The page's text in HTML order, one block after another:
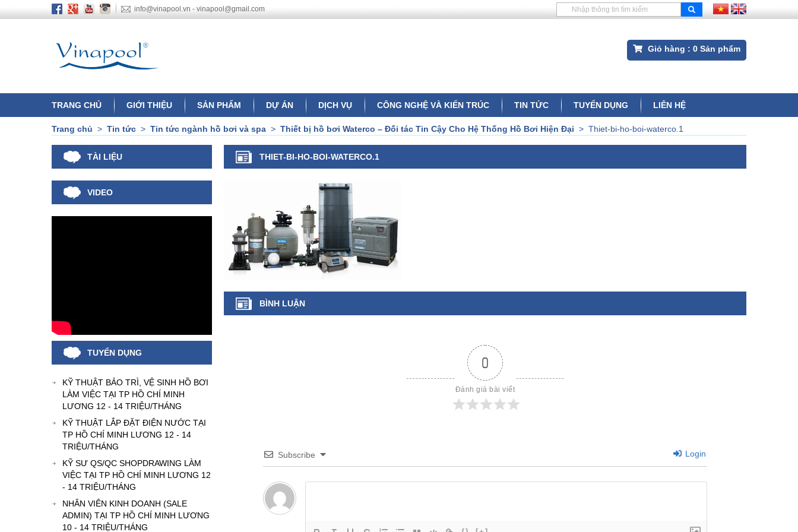
info@vinapool.vn - vinapool@gmail.com
Giỏ hàng : 0 Sản phẩm
TRANG CHỦ GIỚI THIỆU SẢN PHẨM DỰ ÁN DỊCH VỤ CÔNG NGHỆ VÀ KIẾN TRÚC TIN TỨC TUYỂN DỤNG LIÊN HỆ
Trang chủ > Tin tức > Tin tức ngành hồ bơi và spa > Thiết bị hồ bơi Waterco – Đối tác Tin Cậy Cho Hệ Thống Hồ Bơi Hiện Đại > Thiet-bi-ho-boi-waterco.1
TÀI LIỆU
VIDEO
TUYỂN DỤNG
KỸ THUẬT BẢO TRÌ, VỆ SINH HỒ BƠI
LÀM VIỆC TẠI TP HỒ CHÍ MINH
LƯƠNG 12 - 14 TRIỆU/THÁNG
KỸ THUẬT LẮP ĐẶT ĐIỆN NƯỚC TẠI
TP HỒ CHÍ MINH LƯƠNG 12 - 14
TRIỆU/THÁNG
KỸ SƯ QS/QC SHOPDRAWING LÀM
VIỆC TẠI TP HỒ CHÍ MINH LƯƠNG 12
- 14 TRIỆU/THÁNG
NHÂN VIÊN KINH DOANH (SALE
ADMIN) TẠI TP HỒ CHÍ MINH LƯƠNG
10 - 14 TRIỆU/THÁNG
THIET-BI-HO-BOI-WATERCO.1
BÌNH LUẬN
0
Đánh giá bài viết
Subscribe Login